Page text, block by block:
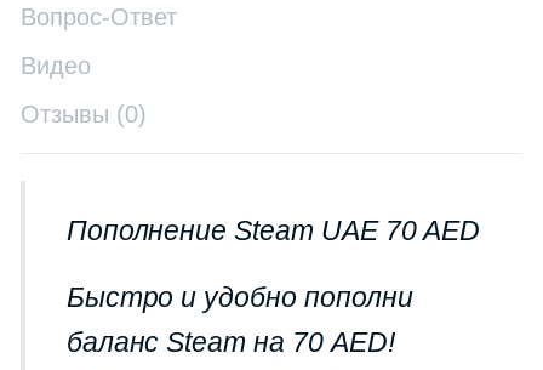
Вопрос-Ответ
Видео
Отзывы (0)
Пополнение Steam UAE 70 AED
Быстро и удобно пополни
баланс Steam на 70 AED!